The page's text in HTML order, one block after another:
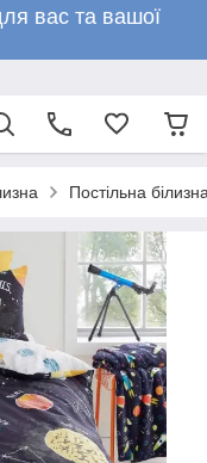
вас та вашої
Постільна